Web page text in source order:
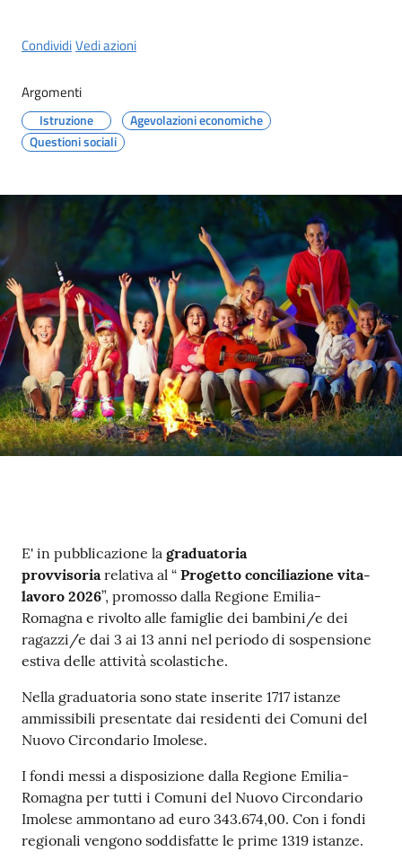
CondividiVedi azioni
Argomenti
Istruzione
Agevolazioni economiche
Questioni sociali
Contenuto
E' in pubblicazione la graduatoria
provvisoriarelativa al “ Progetto conciliazione vita-
lavoro 2026”, promosso dalla Regione Emilia-
Romagna e rivolto alle famiglie dei bambini/e dei
ragazzi/e dai 3 ai 13 anni nel periodo di sospensione
estiva delle attività scolastiche.
Nella graduatoria sono state inserite 1717 istanze
ammissibili presentate dai residenti dei Comuni del
Nuovo Circondario Imolese.
I fondi messi a disposizione dalla Regione Emilia-
Romagna per tutti i Comuni del Nuovo Circondario
Imolese ammontano ad euro 343.674,00. Con i fondi
regionali vengono soddisfatte le prime 1319 istanze.